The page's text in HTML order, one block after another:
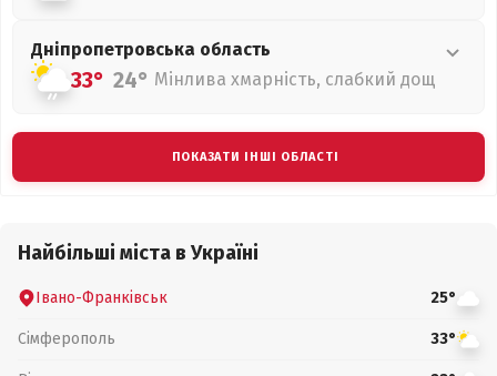
Дніпропетровська область
33° 24° Мінлива хмарність, слабкий дощ
ПОКАЗАТИ ІНШІ ОБЛАСТІ
Найбільші міста в Україні
Івано-Франківськ 25°
Сімферополь 33°